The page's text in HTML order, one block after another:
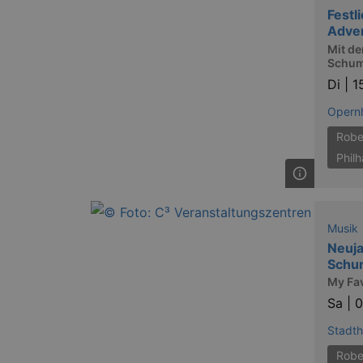
Mit
Di |
Musik
My
Sa |
tis